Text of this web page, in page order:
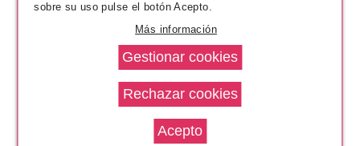
sobre su uso pulse el botón Acepto.
Más información